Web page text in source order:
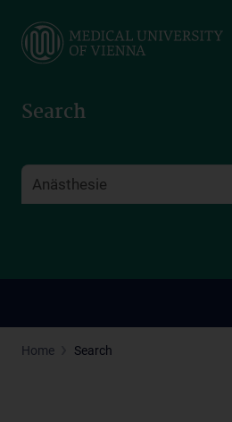
main
Search
Home Search